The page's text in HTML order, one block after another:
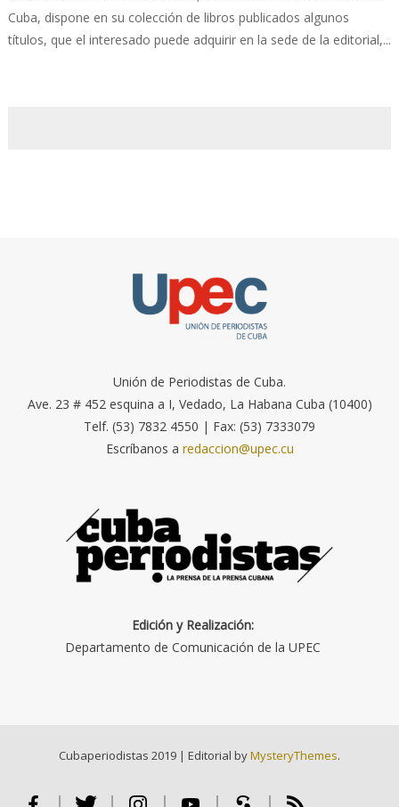
Cuba, dispone en su colección de libros publicados algunos
títulos, que el interesado puede adquirir en la sede de la editorial,...
Unión de Periodistas de Cuba.
Ave. 23 # 452 esquina a I, Vedado, La Habana Cuba (10400)
Telf. (53) 7832 4550 | Fax: (53) 7333079
Escríbanos a redaccion@upec.cu
Edición y Realización:
Departamento de Comunicación de la UPEC
Cubaperiodistas 2019 | Editorial byMysteryThemes.